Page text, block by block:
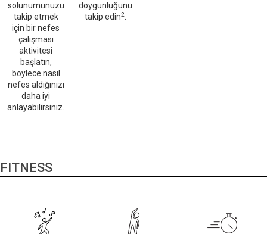
solunumunuzu
takip etmek
için bir nefes
çalışması
aktivitesi
başlatın,
böylece nasıl
nefes aldığınızı
daha iyi
anlayabilirsiniz.
doygunluğunu
takip edin2
FITNESS